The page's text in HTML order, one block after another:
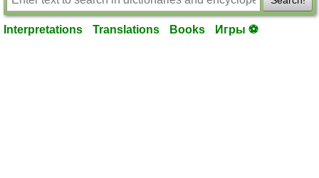
Interpretations Translations Books Игры ⚽